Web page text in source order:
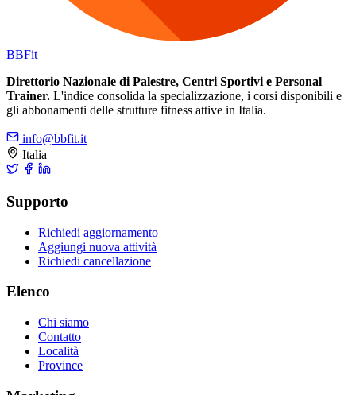
BBFit
Direttorio Nazionale di Palestre, Centri Sportivi e Personal
Trainer. L'indice consolida la specializzazione, i corsi disponibili e
gli abbonamenti delle strutture fitness attive in Italia.
info@bbfit.it
Italia
Supporto
Richiedi aggiornamento
Aggiungi nuova attività
Richiedi cancellazione
Elenco
Chi siamo
Contatto
Località
Province